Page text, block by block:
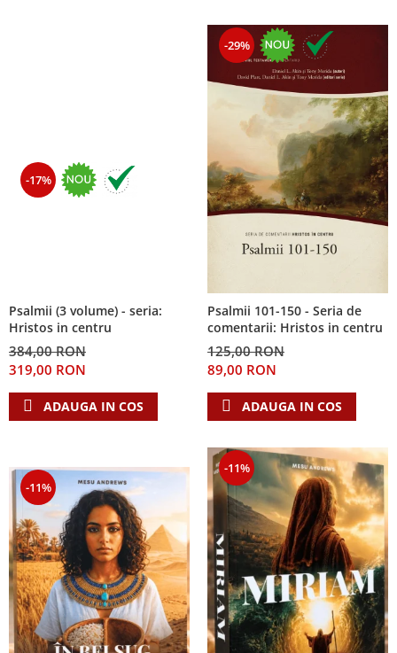
-17%
Psalmii (3 volume) - seria:
Hristos in centru
384,00 RON
319,00 RON
ADAUGA IN COS
-29%
Psalmii 101-150 - Seria de
comentarii: Hristos in centru
125,00 RON
89,00 RON
ADAUGA IN COS
-11%
-11%